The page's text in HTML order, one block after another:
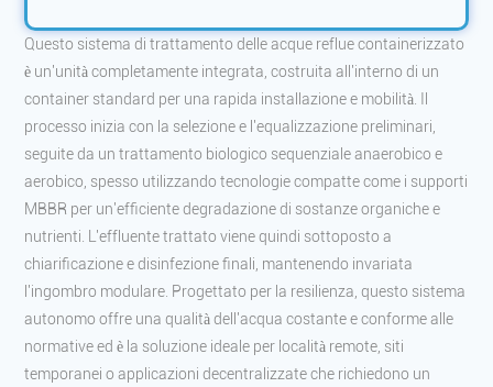
Questo sistema di trattamento delle acque reflue containerizzato
è un'unità completamente integrata, costruita all'interno di un
container standard per una rapida installazione e mobilità. Il
processo inizia con la selezione e l'equalizzazione preliminari,
seguite da un trattamento biologico sequenziale anaerobico e
aerobico, spesso utilizzando tecnologie compatte come i supporti
MBBR per un'efficiente degradazione di sostanze organiche e
nutrienti. L'effluente trattato viene quindi sottoposto a
chiarificazione e disinfezione finali, mantenendo invariata
l'ingombro modulare. Progettato per la resilienza, questo sistema
autonomo offre una qualità dell'acqua costante e conforme alle
normative ed è la soluzione ideale per località remote, siti
temporanei o applicazioni decentralizzate che richiedono un